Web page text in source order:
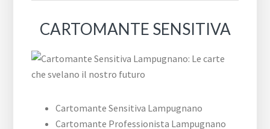
CARTOMANTE SENSITIVA
Cartomante Sensitiva Lampugnano
Cartomante Professionista Lampugnano